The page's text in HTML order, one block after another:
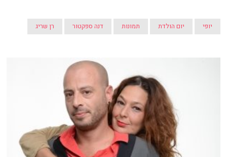
יופי יום הולדת תמונות דנה ספקטור רן שריג